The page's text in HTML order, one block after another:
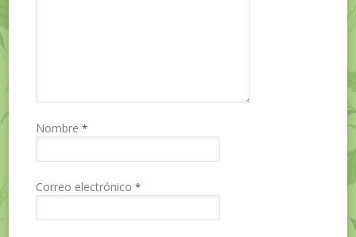
Nombre*
Correo electrónico*